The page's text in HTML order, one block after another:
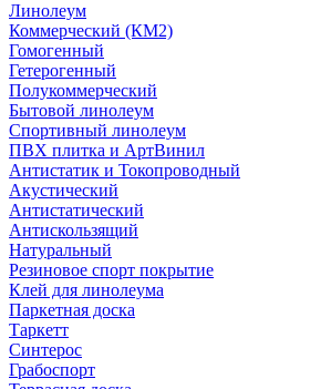
Линолеум
Коммерческий (КМ2)
Гомогенный
Гетерогенный
Полукоммерческий
Бытовой линолеум
Спортивный линолеум
ПВХ плитка и АртВинил
Антистатик и Токопроводный
Акустический
Антистатический
Антискользящий
Натуральный
Резиновое спорт покрытие
Клей для линолеума
Паркетная доска
Таркетт
Синтерос
Грабоспорт